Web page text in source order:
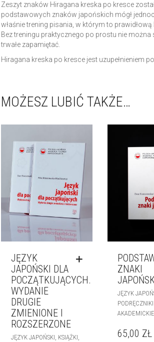
Zeszyt znaków Hiragana kreska po kresce
podstawowych znaków japońskich mógł
właśnie trening pisania, w którym to prawidłową
Bez treningu praktycznego po prostu nie można
trwałe zapamiętać.
Hiragana kreska po kresce jest uzupełnieniem
MOŻESZ LUBIĆ TAKŻE…
JĘZYK
JAPOŃSKI DLA
POCZĄTKUJĄCYCH.
WYDANIE
DRUGIE
ZMIENIONE I
ROZSZERZONE
JĘZYK JAPOŃSKI, KSIĄŻKI,
ZNAKI
JĘZYK
PODRĘCZNIKI
AKADEMICKIE
65,00 ZŁ